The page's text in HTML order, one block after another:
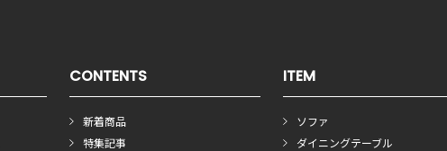
CONTENTS
新着商品
特集記事
ITEM
ソファ
ダイニングテーブル